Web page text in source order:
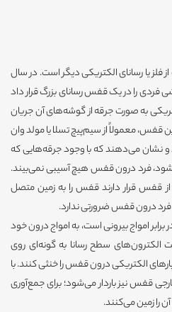
یا رسانای الکتریکی دیگر است. در سال
فردی را در یک قفس رسانای بزرگ قرار داد
به صورت جرقه از گوشه‌های آن جریان
قفس، معمولاً از سیم‌پیچ تسلا یا مولد وان
و نشان می‌دهند که با وجود جرقه‌هایی که
فرد درون قفس هیچ آسیبی نمی‌بیند.
قفس قرار دارند قفس را به زمین متصل
فرد درون قفس ضرورتی ندارد.
امواج بیرونی است، به امواج درون خود
الکترون‌های سطح رسانا به گونه‌ای روی
الکتریکی درون قفس را خنثی کنند. با
قفس نیز باردار می‌شود؛ برای جمع‌آوری
را زمین می‌کنند.